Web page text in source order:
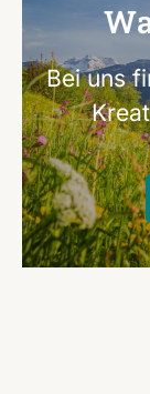
Bei uns